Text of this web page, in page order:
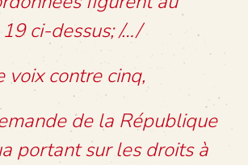
ci-dessus; /…/
voix contre cinq,
de la République
portant sur les droits à